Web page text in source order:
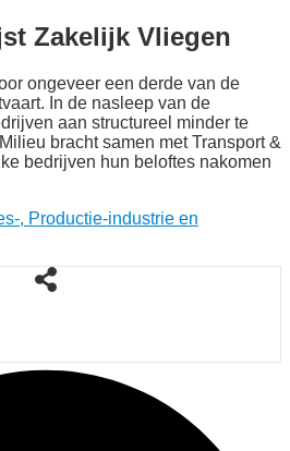
Zakelijk Vliegen
ongeveer een derde van de
In de nasleep van de
aan structureel minder te
bracht samen met Transport &
bedrijven hun beloftes nakomen
, Productie-industrie en